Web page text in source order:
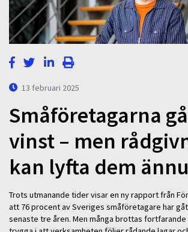
13 februari 2025
Småföretagarna
vinst – men
kan lyfta dem
Trots utmanande tider visar en ny rapport från
att 76 procent av Sveriges småföretagare har
senaste tre åren. Men många brottas fortfarande